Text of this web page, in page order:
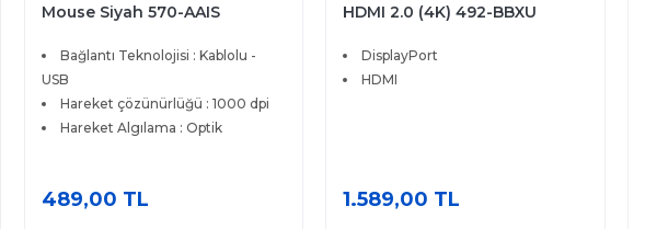
HDMI 2.0 (4K) 492-BBXU
DisplayPort
HDMI
1.589,00 TL
USB Klavye
Bağlantı Şekli : Kablolu
Numerik Tuş : Var
679,00 TL